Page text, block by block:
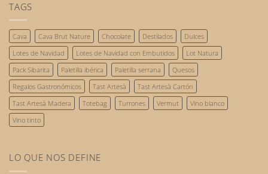
personas
sostenible:
nuestro
compromiso
con
el
futuro.
TAGS
Cava Cava Brut Nature Chocolate Destilados
Dulces
Lotes de Navidad
Lotes de Navidad con Embutidos
Lot Natura
Pack Sibarita
Paletilla ibérica Paletilla serrana
Quesos
Regalos Gastronómicos
Tast Artesà
Tast Artesà Cartón
Tast Artesà Madera
Totebag Turrones Vermut
Vino blanco
Vino tinto
LO QUE NOS DEFINE